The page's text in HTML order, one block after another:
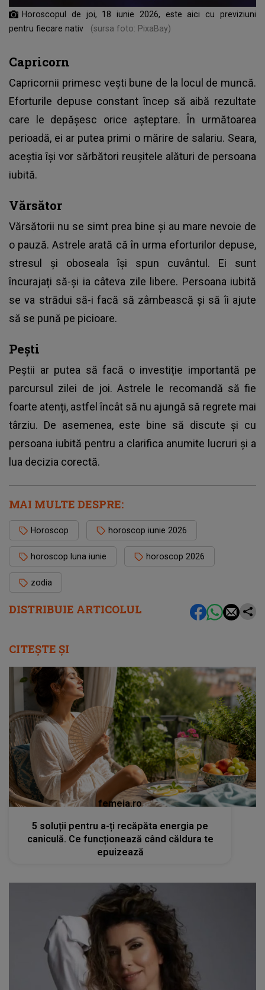
DISTRIBUIE ARTICOLUL
Horoscopul de joi, 18 iunie 2026, este aici cu previziuni
pentru fiecare nativ
(sursa foto: PixaBay)
Capricorn
Capricornii primesc vești bune de la locul de muncă.
Eforturile depuse constant încep să aibă rezultate
care le depășesc orice așteptare. În următoarea
perioadă, ei ar putea primi o mărire de salariu. Seara,
aceștia își vor sărbători reușitele alături de persoana
iubită.
Vărsător
Vărsătorii nu se simt prea bine și au mare nevoie de
o pauză. Astrele arată că în urma eforturilor depuse,
stresul și oboseala își spun cuvântul. Ei sunt
încurajați să-și ia câteva zile libere. Persoana iubită
se va strădui să-i facă să zâmbească și să îi ajute
să se pună pe picioare.
Pești
Peștii ar putea să facă o investiție importantă pe
parcursul zilei de joi. Astrele le recomandă să fie
foarte atenți, astfel încât să nu ajungă să regrete mai
târziu. De asemenea, este bine să discute și cu
persoana iubită pentru a clarifica anumite lucruri și a
lua decizia corectă.
MAI MULTE DESPRE:
Horoscop horoscop iunie 2026
horoscop luna iunie horoscop 2026
zodia
CITEȘTE ȘI
femeia.ro
5 soluții pentru a-ți recăpăta energia pe
caniculă. Ce funcționează când căldura te
epuizează